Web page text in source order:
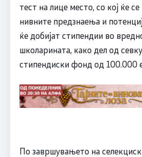
тест на лице место, со кој ќе
нивните предзнаења и
ќе добијат стипендии во
школарината, како дел од
стипендиски фонд од 100.000
По завршувањето на